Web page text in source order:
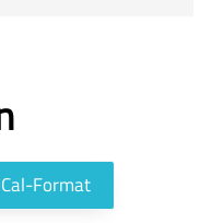
Format